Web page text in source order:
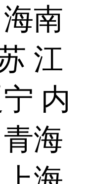
海南
江
内
青海